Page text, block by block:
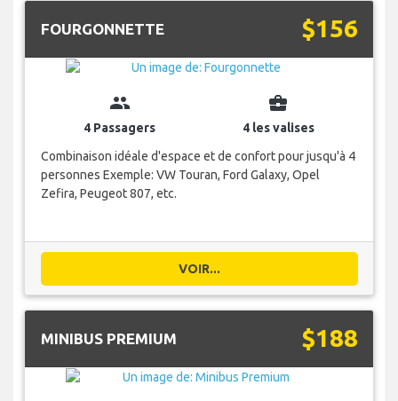
FOURGONNETTE $156
group
4 Passagers
business_center
4 les valises
Combinaison idéale d'espace et de confort pour jusqu'à 4
personnes Exemple: VW Touran, Ford Galaxy, Opel
Zefira, Peugeot 807, etc.
VOIR...
MINIBUS PREMIUM $188